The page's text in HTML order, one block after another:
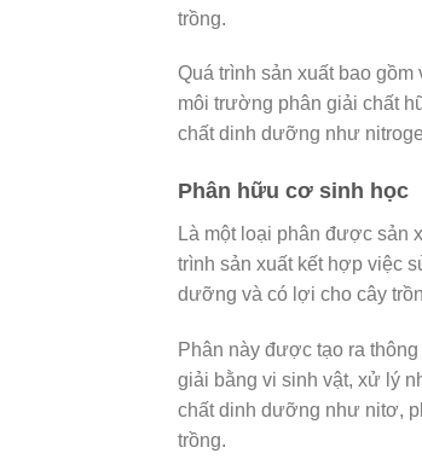
trồng.
Quá trình sản xuất bao
môi trường phân giải chất
chất dinh dưỡng như
Phân hữu cơ sinh học
Là một loại phân được sản
trình sản xuất kết hợp việc
dưỡng và có lợi cho cây
Phân này được tạo ra
giải bằng vi sinh vật, xử lý
chất dinh dưỡng như nitơ,
trồng.